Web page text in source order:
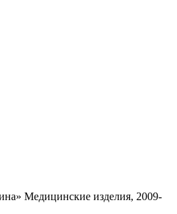
Медицинские изделия, 2009-